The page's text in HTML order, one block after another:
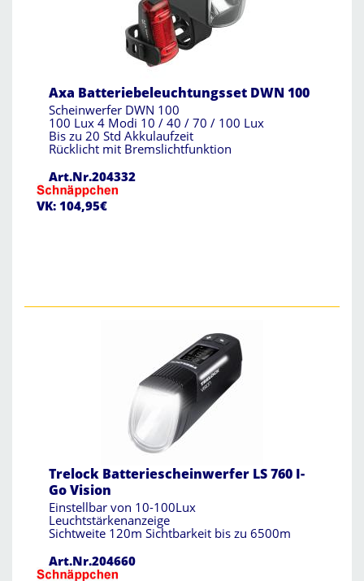
Axa Batteriebeleuchtungsset DWN 100
Scheinwerfer DWN 100
100 Lux 4 Modi 10 / 40 / 70 / 100 Lux
Bis zu 20 Std Akkulaufzeit
Rücklicht mit Bremslichtfunktion
Art.Nr.204332
VK: 104,95€
Trelock Batteriescheinwerfer LS 760 I-
Go Vision
Einstellbar von 10-100Lux
Leuchtstärkenanzeige
Sichtweite 120m Sichtbarkeit bis zu 6500m
Art.Nr.204660